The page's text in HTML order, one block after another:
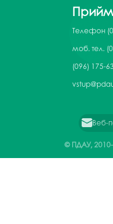
Телефон
моб. тел.
(096) 175-
Веб-
© ПДАУ, 2010-